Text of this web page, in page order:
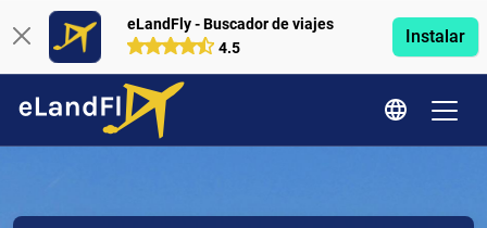
eLandFly - Buscador de viajes
4.5
Instalar